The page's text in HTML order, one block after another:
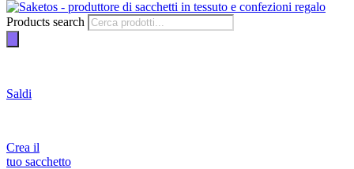
Products search
Saldi
Crea il
tuo sacchetto